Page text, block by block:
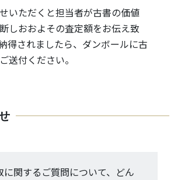
いただくと担当者が古書の価値
しおおよその査定額をお伝え致
得されましたら、ダンボールに古
送付ください。
に関するご質問について、どん